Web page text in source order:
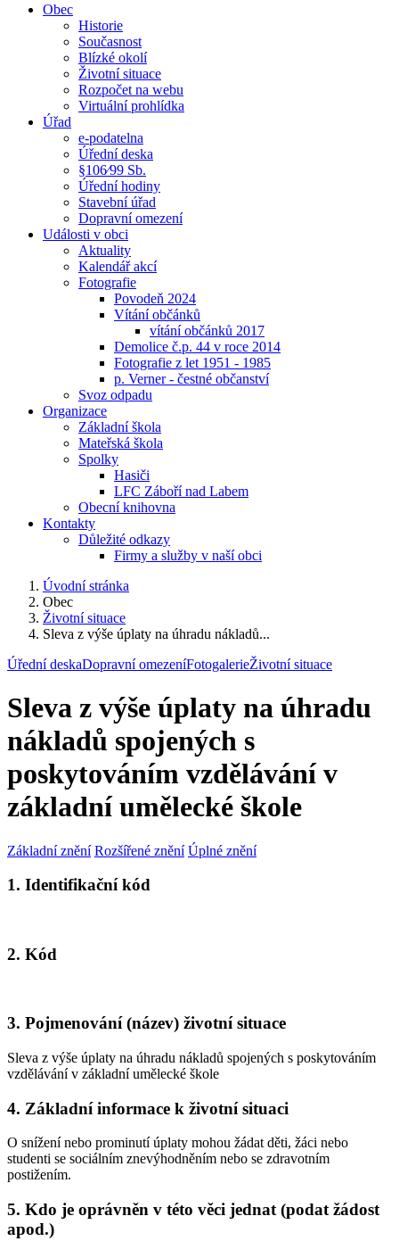
Obec
Historie
Současnost
Blízké okolí
Životní situace
Rozpočet na webu
Virtuální prohlídka
Úřad
e-podatelna
Úřední deska
§106⁄99 Sb.
Úřední hodiny
Stavební úřad
Dopravní omezení
Události v obci
Aktuality
Kalendář akcí
Fotografie
Povodeň 2024
Vítání občánků
vítání občánků 2017
Demolice č.p. 44 v roce 2014
Fotografie z let 1951 - 1985
p. Verner - čestné občanství
Svoz odpadu
Organizace
Základní škola
Mateřská škola
Spolky
Hasiči
LFC Záboří nad Labem
Obecní knihovna
Kontakty
Důležité odkazy
Firmy a služby v naší obci
Úvodní stránka
Obec
Životní situace
Sleva z výše úplaty na úhradu nákladů...
Úřední deskaDopravní omezeníFotogalerieŽivotní situace
Sleva z výše úplaty na úhradu
nákladů spojených s
poskytováním vzdělávání v
základní umělecké škole
Základní znění Rozšířené znění Úplné znění
1. Identifikační kód
2. Kód
3. Pojmenování (název) životní situace
Sleva z výše úplaty na úhradu nákladů spojených s poskytováním
vzdělávání v základní umělecké škole
4. Základní informace k životní situaci
O snížení nebo prominutí úplaty mohou žádat děti, žáci nebo
studenti se sociálním znevýhodněním nebo se zdravotním
postižením.
5. Kdo je oprávněn v této věci jednat (podat žádost
apod.)